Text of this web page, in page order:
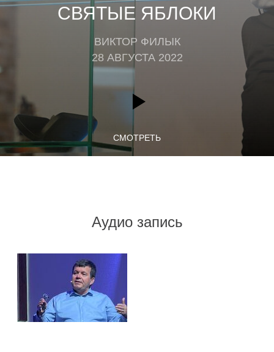
СВЯТЫЕ ЯБЛОКИ
ВИКТОР ФИЛЫК
28 АВГУСТА 2022
СМОТРЕТЬ
Аудио запись